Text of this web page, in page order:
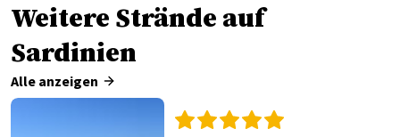
Weitere Strände auf
Sardinien
Alle anzeigen